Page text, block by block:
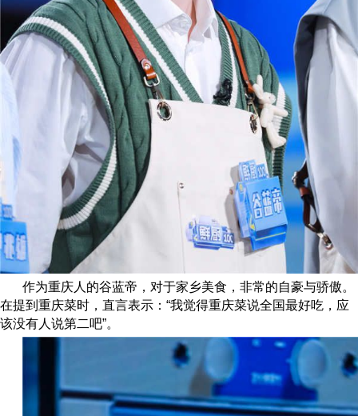
作为重庆人的谷蓝帝，对于家乡美食，非常的自豪与骄傲。
在提到重庆菜时，直言表示：“我觉得重庆菜说全国最好吃，应
该没有人说第二吧”。